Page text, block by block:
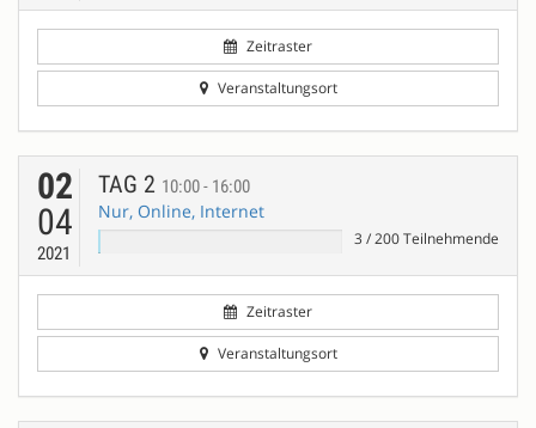
Zeitraster
Veranstaltungsort
02
04
2021
TAG 2 10:00 - 16:00
Nur, Online, Internet
3 /200Teilnehmende
Zeitraster
Veranstaltungsort